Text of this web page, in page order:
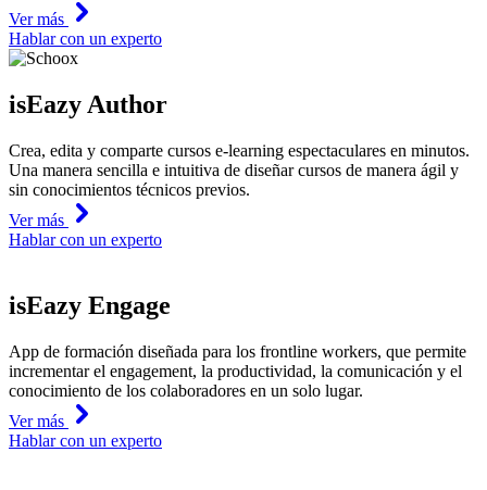
Ver más
Hablar con un experto
isEazy Author
Crea, edita y comparte cursos e-learning espectaculares en minutos.
Una manera sencilla e intuitiva de diseñar cursos de manera ágil y
sin conocimientos técnicos previos.
Ver más
Hablar con un experto
isEazy Engage
App de formación diseñada para los frontline workers, que permite
incrementar el engagement, la productividad, la comunicación y el
conocimiento de los colaboradores en un solo lugar.
Ver más
Hablar con un experto